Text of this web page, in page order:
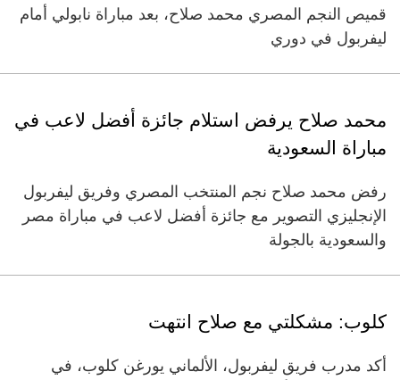
قميص النجم المصري محمد صلاح، بعد مباراة نابولي أمام
ليفربول في دوري
محمد صلاح يرفض استلام جائزة أفضل لاعب في
مباراة السعودية
رفض محمد صلاح نجم المنتخب المصري وفريق ليفربول
الإنجليزي التصوير مع جائزة أفضل لاعب في مباراة مصر
والسعودية بالجولة
كلوب: مشكلتي مع صلاح انتهت
أكد مدرب فريق ليفربول، الألماني يورغن كلوب، في